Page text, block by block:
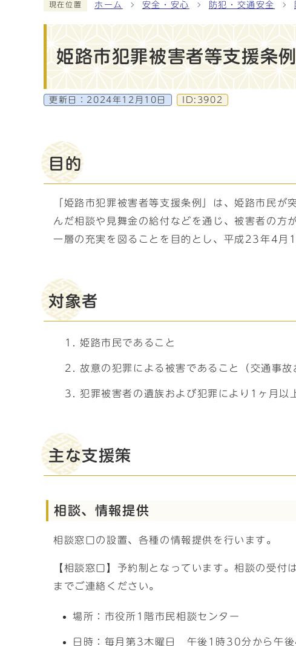
現在位置 ホーム 安全・安心 防犯・交通安全
姫路市犯罪被害者等支援条例
更新日： 2024年12月10日 ID:3902
目的
「姫路市犯罪被害者等支援条例」は、姫路市民
んだ相談や見舞金の給付などを通じ、被害者の方
一層の充実を図ることを目的とし、平成23年4月1
対象者
姫路市民であること
故意の犯罪による被害であること（交通事故
犯罪被害者の遺族および犯罪により1ヶ月以
主な支援策
相談、情報提供
相談窓口の設置、各種の情報提供を行います。
【相談窓口】予約制となっています。相談の受
までご連絡ください。
場所：市役所1階市民相談センター
日時：毎月第3木曜日 午後1時30分から午